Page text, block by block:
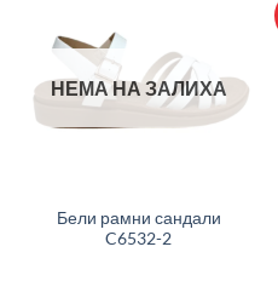
НЕМА НА ЗАЛИХА
Бели рамни сандали
C6532-2